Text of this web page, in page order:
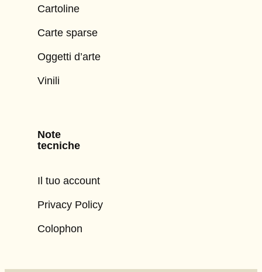
Cartoline
Carte sparse
Oggetti d’arte
Vinili
Note
tecniche
Il tuo account
Privacy Policy
Colophon